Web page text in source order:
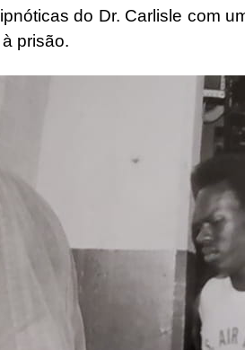
do Dr. Carlisle com
prisão.